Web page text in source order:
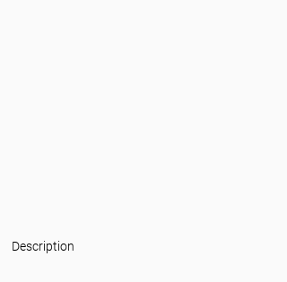
Description